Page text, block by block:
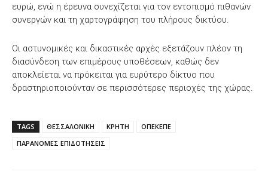
ευρώ, ενώ η έρευνα συνεχίζεται για τον εντοπισμό πιθανών
συνεργών και τη χαρτογράφηση του πλήρους δικτύου.
Οι αστυνομικές και δικαστικές αρχές εξετάζουν πλέον τη
διασύνδεση των επιμέρους υποθέσεων, καθώς δεν
αποκλείεται να πρόκειται για ευρύτερο δίκτυο που
δραστηριοποιούνταν σε περισσότερες περιοχές της χώρας.
TAGS ΘΕΣΣΑΛΟΝΙΚΗ ΚΡΗΤΗ
ΟΠΕΚΕΠΕ
ΠΑΡΑΝΟΜΕΣ ΕΠΙΔΟΤΗΣΕΙΣ